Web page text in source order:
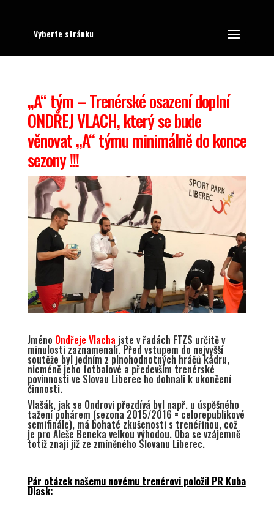
Vyberte stránku
„A“ tým – Trenérské osazení doplní
ONDŘEJ VLACH, který se bude
věnovat „A“ týmu minimálně do konce
sezony !!!
Jméno Ondřeje Vlacha jste v řadách FTZS určitě v
minulosti zaznamenali. Před vstupem do nejvyšší
soutěže byl jedním z plnohodnotných hráčů kádru,
nicméně jeho fotbalové a především trenérské
povinnosti ve Slovau Liberec ho dohnali k ukončení
činnosti.
Vlašák, jak se Ondrovi přezdívá byl např. u úspěšného
tažení pohárem (sezona 2015/2016 = celorepublikové
semifinále), má bohaté zkušenosti s trenéřinou, což
je pro Aleše Beneka velkou výhodou. Oba se vzájemně
totiž znají již ze zmíněného Slovanu Liberec.
Pár otázek našemu novému trenérovi položil PR Kuba
Dlask: